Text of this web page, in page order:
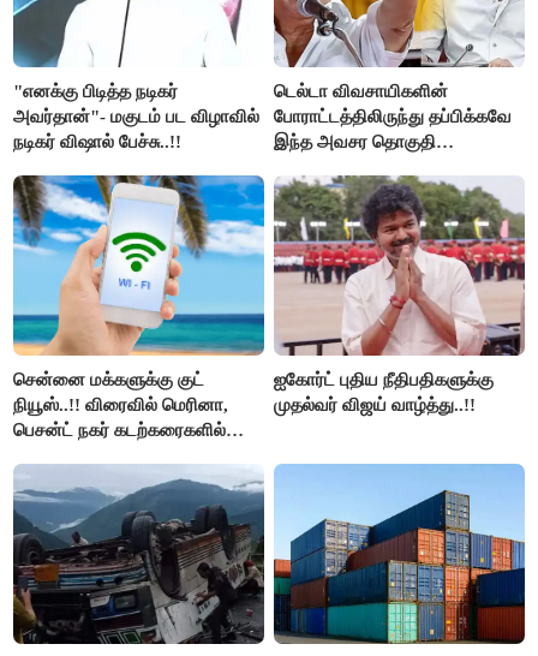
"எனக்கு பிடித்த நடிகர்
அவர்தான்"- மகுடம் பட விழாவில்
நடிகர் விஷால் பேச்சு..!!
டெல்டா விவசாயிகளின்
போராட்டத்திலிருந்து தப்பிக்கவே
இந்த அவசர தொகுதி
அரங்கேற்றுகிறார் முதலமைச்சர் -
திமுக ஐடி விங்..!!
சென்னை மக்களுக்கு குட்
நியூஸ்..!! விரைவில் மெரினா,
பெசன்ட் நகர் கடற்கரைகளில்
ஐகோர்ட் புதிய நீதிபதிகளுக்கு
முதல்வர் விஜய் வாழ்த்து..!!